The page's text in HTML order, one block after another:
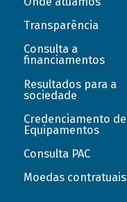
Transparência
Consulta a
financiamentos
Resultados para a
sociedade
Credenciamento de
Equipamentos
Consulta PAC
Moedas contratuais